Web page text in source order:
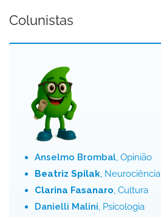
Colunistas
Anselmo Brombal, Opinião
Beatriz Spilak, Neurociência
Clarina Fasanaro, Cultura
Danielli Malini, Psicologia